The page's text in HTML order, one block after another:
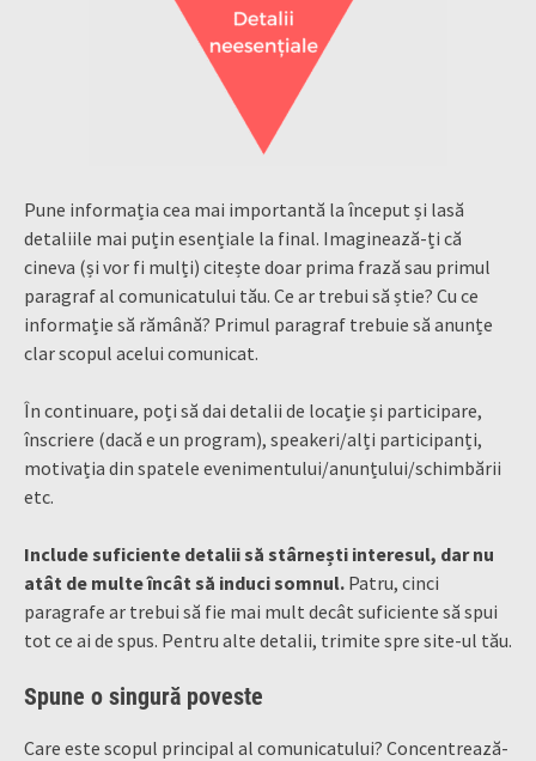
Pune informația cea mai importantă la început și lasă
detaliile mai puțin esențiale la final. Imaginează-ți că
cineva (și vor fi mulți) citește doar prima frază sau primul
paragraf al comunicatului tău. Ce ar trebui să știe? Cu ce
informație să rămână? Primul paragraf trebuie să anunțe
clar scopul acelui comunicat.
În continuare, poți să dai detalii de locație și participare,
înscriere (dacă e un program), speakeri/alți participanți,
motivația din spatele evenimentului/anunțului/schimbării
etc.
Include suficiente detalii să stârnești interesul, dar nu
atât de multe încât să induci somnul. Patru, cinci
paragrafe ar trebui să fie mai mult decât suficiente să spui
tot ce ai de spus. Pentru alte detalii, trimite spre site-ul tău.
Spune o singură poveste
Care este scopul principal al comunicatului? Concentrează-